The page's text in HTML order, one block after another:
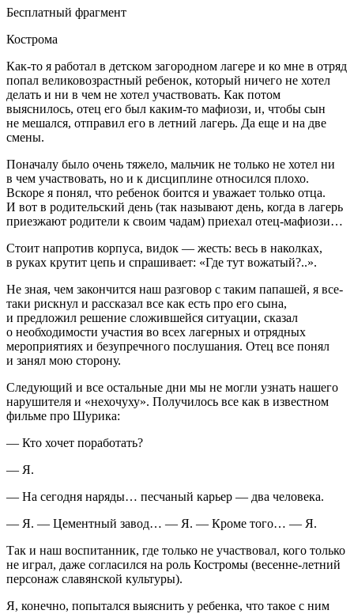
Бесплатный фрагмент
Кострома
Как-то я работал в детском загородном лагере и ко мне в отряд
попал великовозрастный ребенок, который ничего не хотел
делать и ни в чем не хотел участвовать. Как потом
выяснилось, отец его был каким-то мафиози, и, чтобы сын
не мешался, отправил его в летний лагерь. Да еще и на две
смены.
Поначалу было очень тяжело, мальчик не только не хотел ни
в чем участвовать, но и к дисциплине относился плохо.
Вскоре я понял, что ребенок боится и уважает только отца.
И вот в родительский день (так называют день, когда в лагерь
приезжают родители к своим чадам) приехал отец-мафиози…
Стоит напротив корпуса, видок — жесть: весь в наколках,
в руках крутит цепь и спрашивает: «Где тут вожатый?..».
Не зная, чем закончится наш разговор с таким папашей, я все-
таки рискнул и рассказал все как есть про его сына,
и предложил решение сложившейся ситуации, сказал
о необходимости участия во всех лагерных и отрядных
мероприятиях и безупречного послушания. Отец все понял
и занял мою сторону.
Следующий и все остальные дни мы не могли узнать нашего
нарушителя и «нехочуху». Получилось все как в известном
фильме про Шурика:
— Кто хочет поработать?
— Я.
— На сегодня наряды… песчаный карьер — два человека.
— Я. — Цементный завод… — Я. — Кроме того… — Я.
Так и наш воспитанник, где только не участвовал, кого только
не играл, даже согласился на роль Костромы (весенне-летний
персонаж славянской культуры).
Я, конечно, попытался выяснить у ребенка, что такое с ним